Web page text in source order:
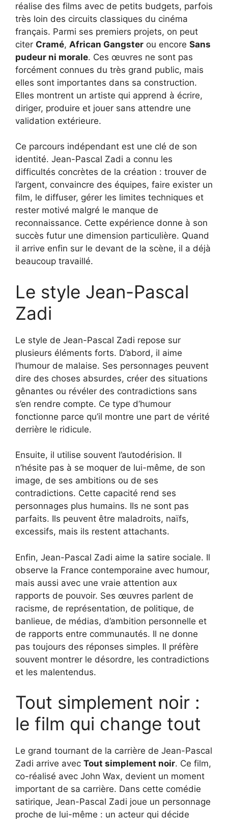
réalise des films avec de petits budgets, parfois
très loin des circuits classiques du cinéma
français. Parmi ses premiers projets, on peut
citer Cramé, African Gangster ou encore Sans
pudeur ni morale. Ces œuvres ne sont pas
forcément connues du très grand public, mais
elles sont importantes dans sa construction.
Elles montrent un artiste qui apprend à écrire,
diriger, produire et jouer sans attendre une
validation extérieure.
Ce parcours indépendant est une clé de son
identité. Jean-Pascal Zadi a connu les
difficultés concrètes de la création : trouver de
l’argent, convaincre des équipes, faire exister un
film, le diffuser, gérer les limites techniques et
rester motivé malgré le manque de
reconnaissance. Cette expérience donne à son
succès futur une dimension particulière. Quand
il arrive enfin sur le devant de la scène, il a déjà
beaucoup travaillé.
Le style Jean-Pascal
Zadi
Le style de Jean-Pascal Zadi repose sur
plusieurs éléments forts. D’abord, il aime
l’humour de malaise. Ses personnages peuvent
dire des choses absurdes, créer des situations
gênantes ou révéler des contradictions sans
s’en rendre compte. Ce type d’humour
fonctionne parce qu’il montre une part de vérité
derrière le ridicule.
Ensuite, il utilise souvent l’autodérision. Il
n’hésite pas à se moquer de lui-même, de son
image, de ses ambitions ou de ses
contradictions. Cette capacité rend ses
personnages plus humains. Ils ne sont pas
parfaits. Ils peuvent être maladroits, naïfs,
excessifs, mais ils restent attachants.
Enfin, Jean-Pascal Zadi aime la satire sociale. Il
observe la France contemporaine avec humour,
mais aussi avec une vraie attention aux
rapports de pouvoir. Ses œuvres parlent de
racisme, de représentation, de politique, de
banlieue, de médias, d’ambition personnelle et
de rapports entre communautés. Il ne donne
pas toujours des réponses simples. Il préfère
souvent montrer le désordre, les contradictions
et les malentendus.
Tout simplement noir :
le film qui change tout
Le grand tournant de la carrière de Jean-Pascal
Zadi arrive avec Tout simplement noir. Ce film,
co-réalisé avec John Wax, devient un moment
important de sa carrière. Dans cette comédie
satirique, Jean-Pascal Zadi joue un personnage
proche de lui-même : un acteur qui décide